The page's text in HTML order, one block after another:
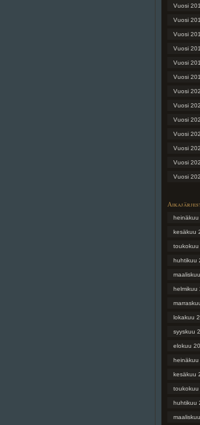
Vuosi
Vuosi
Vuosi
Vuosi
Vuosi
Vuosi
Vuosi
Vuosi
Vuosi
Vuosi
Vuosi
Vuosi
Vuosi
heinäkuu
kesäkuu
toukokuu
huhtikuu
helmikuu
lokakuu
syyskuu
elokuu
heinäkuu
kesäkuu
toukokuu
huhtikuu